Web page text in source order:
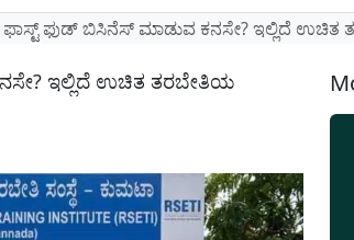
ಫಾಸ್ಟ್ ಫುಡ್ ಬಿಸಿನೆಸ್ ಮಾಡುವ ಕನಸೇ? ಇಲ್ಲಿದೆ ಉಚಿತ
ಇಲ್ಲಿದೆ ಉಚಿತ ತರಬೇತಿಯ